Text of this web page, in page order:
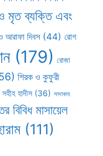
মৃত ব্যক্তি এবং
আরাফা দিবস (44) রোগ
(179) রোজা
শিরক ও কুফুরী
সহীহ হাদীস (36) সাদাকাহ
বিবিধ মাসায়েল
(111)